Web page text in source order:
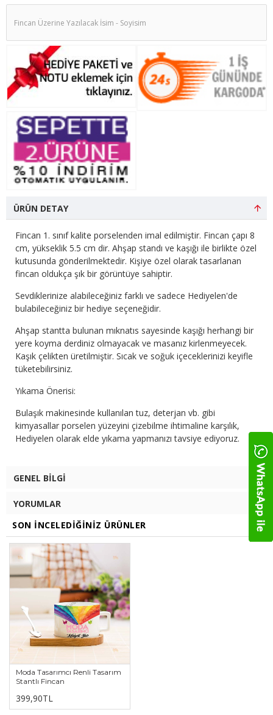
ÜRÜN DETAY
Fincan 1. sınıf kalite porselenden imal edilmiştir. Fincan çapı 8
cm, yükseklik 5.5 cm dir. Ahşap standı ve kaşığı ile birlikte özel
kutusunda gönderilmektedir. Kişiye özel olarak tasarlanan
fincan oldukça şık bir görüntüye sahiptir.
Sevdiklerinize alabileceğiniz farklı ve sadece Hediyelen'de
bulabileceğiniz bir hediye seçeneğidir.
Ahşap stantta bulunan mıknatıs sayesinde kaşığı herhangi bir
yere koyma derdiniz olmayacak ve masanız kirlenmeyecek.
Kaşık çelikten üretilmiştir. Sıcak ve soğuk içeceklerinizi keyifle
tüketebilirsiniz.
Yıkama Önerisi:
Bulaşık makinesinde kullanılan tuz, deterjan vb. gibi
kimyasallar porselen yüzeyini çizebilme ihtimaline karşılık,
Hediyelen olarak elde yıkama yapmanızı tavsiye ediyoruz.
GENEL BILGI
YORUMLAR
SON İNCELEDIĞINIZ ÜRÜNLER
Moda Tasarımcı Renli Tasarım
Stantlı Fincan
399,90TL